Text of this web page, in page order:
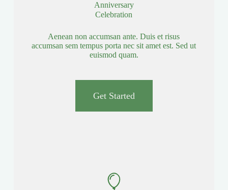
Anniversary
Celebration
Aenean non accumsan ante. Duis et risus
accumsan sem tempus porta nec sit amet est. Sed ut
euismod quam.
Get Started